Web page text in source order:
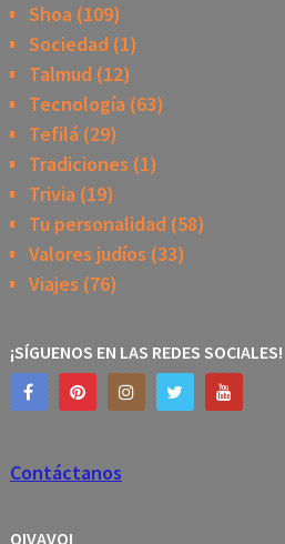
Shoa(109)
Sociedad(1)
Talmud (12)
Tecnología(63)
Tefilá(29)
Tradiciones (1)
Trivia(19)
Tu personalidad(58)
Valores judíos (33)
Viajes (76)
¡SÍGUENOS EN LAS REDES SOCIALES!
Contáctanos
OIVAVOI